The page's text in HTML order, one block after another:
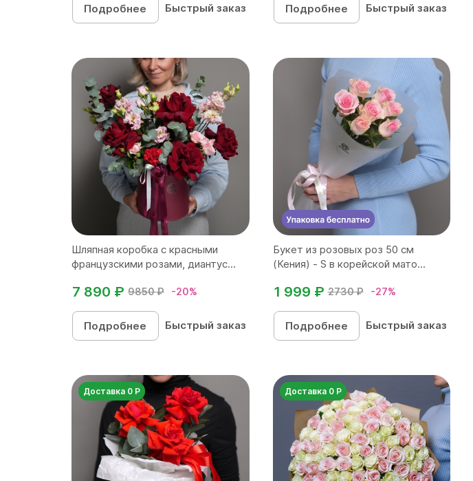
Подробнее Быстрый заказ Подробнее Быстрый заказ
Шляпная коробка с красными
французскими розами, диантус...
9850 ₽ -20%
7 890 ₽
Подробнее Быстрый заказ
Букет из розовых роз 50 см
(Кения) - S в корейской мато...
2730 ₽ -27%
1 999 ₽
Подробнее Быстрый заказ
Доставка 0 Р Доставка 0 Р